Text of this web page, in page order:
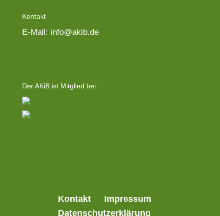
Kontakt
E-Mail: info@akib.de
Der AKiB ist Mitglied bei:
Kontakt
Impressum
Datenschutzerklärung